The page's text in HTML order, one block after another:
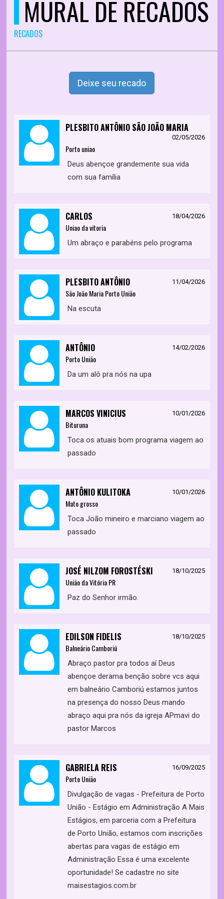
MURAL DE RECADOS
RECADOS
Deixe seu recado
PLESBITO ANTÔNIO SÃO JOÃO MARIA
02/05/2026
Porto uniao
Deus abençoe grandemente sua vida
com sua família
CARLOS 18/04/2026
Uniao da vitoria
Um abraço e parabéns pelo programa
PLESBITO ANTÔNIO 11/04/2026
São João Maria Porto União
Na escuta
ANTÔNIO 14/02/2026
Porto União
Da um alô pra nós na upa
MARCOS VINICIUS 10/01/2026
Bituruna
Toca os atuais bom programa viagem ao
passado
ANTÔNIO KULITOKA 10/01/2026
Mato grosso
Toca João mineiro e marciano viagem ao
passado
JOSÉ NILZOM FOROSTÉSKI 18/10/2025
União da Vitória PR
Paz do Senhor irmão.
EDILSON FIDELIS 18/10/2025
Balneário Camboriú
Abraço pastor pra todos aí Deus
abençoe derama benção sobre vcs aqui
em balneário Camboriú estamos juntos
na presença do nosso Deus mando
abraço aqui pra nós da igreja APmavi do
pastor Marcos
GABRIELA REIS 16/09/2025
Porto União
Divulgação de vagas - Prefeitura de Porto
União - Estágio em Administração A Mais
Estágios, em parceria com a Prefeitura
de Porto União, estamos com inscrições
abertas para vagas de estágio em
Administração Essa é uma excelente
oportunidade! Se cadastre no site
maisestagios.com.br